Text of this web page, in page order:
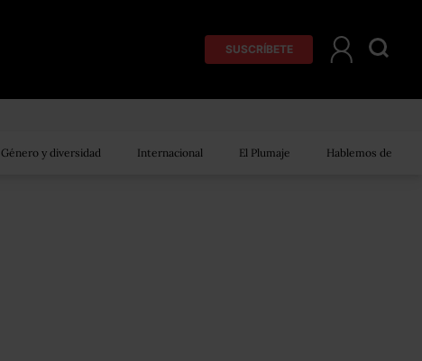
SUSCRÍBETE
Género y diversidad Internacional El Plumaje Hablemos de